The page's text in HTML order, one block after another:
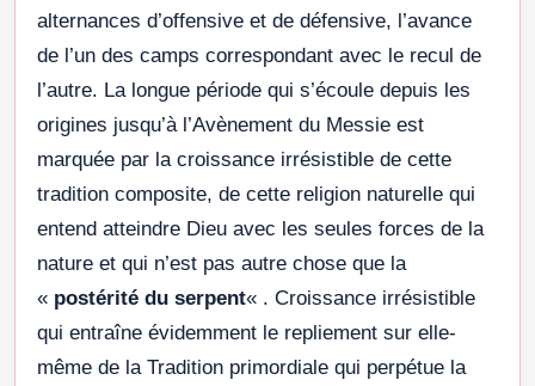
alternances d’offensive et de défensive, l’avance
de l’un des camps correspondant avec le recul de
l’autre. La longue période qui s’écoule depuis les
origines jusqu’à l’Avènement du Messie est
marquée par la croissance irrésistible de cette
tradition composite, de cette religion naturelle qui
entend atteindre Dieu avec les seules forces de la
nature et qui n’est pas autre chose que la
« postérité du serpent« . Croissance irrésistible
qui entraîne évidemment le repliement sur elle-
même de la Tradition primordiale qui perpétue la